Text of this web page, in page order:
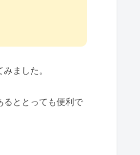
ました。
るととっても便利で